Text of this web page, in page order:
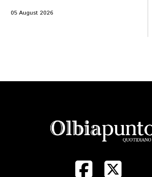
05 August 2026